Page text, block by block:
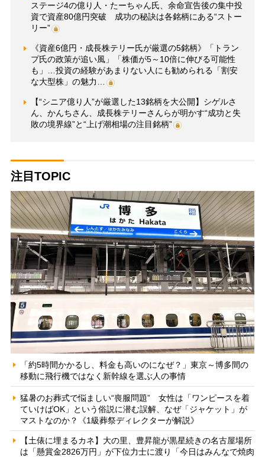
ステージ4の億り人・たーちゃん氏、余命宣告後の集中投
資で資産80億円突破 成功の秘訣は各銘柄にある“ストー
リー”
《資産6億円・成長株テリー氏が厳選の5銘柄》「トラン
プ氏の政策が追い風」「株価が5～10倍に伸びる可能性
も」…投資の経験があまりない人にも勧められる「割安
な大型株」の魅力…
【“シニア億り人”が厳選した13銘柄を大公開】シゲルさ
ん、かんちさん、成長株テリーさんらが明かす“成功と失
敗の境界線”と“上げ潮相場の注目銘柄”
注目TOPIC
「約5時間かかるし、料金も高いのになぜ？」東京～博多間の
移動に飛行機ではなく新幹線を選ぶ人の事情
猛暑のお葬式で悩ましい“喪服問題” 女性は「ワンピースを着
ていけばOK」という俗説に潜む誤解、なぜ「ジャケット」が
マストなのか？《1級葬祭ディレクターが解説》
【土俵に埋まるカネ】大の里、豊昇龍が黒星続きの名古屋場所
は「懸賞金2826万円」が下位力士に渡り「今日はみんなで焼肉